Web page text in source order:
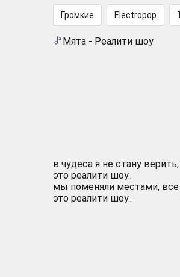
Громкие Electropop
Мята - Реалити шоу
в чудеса я не стану
это реалити шоу..
мы поменяли местами, все
это реалити шоу..